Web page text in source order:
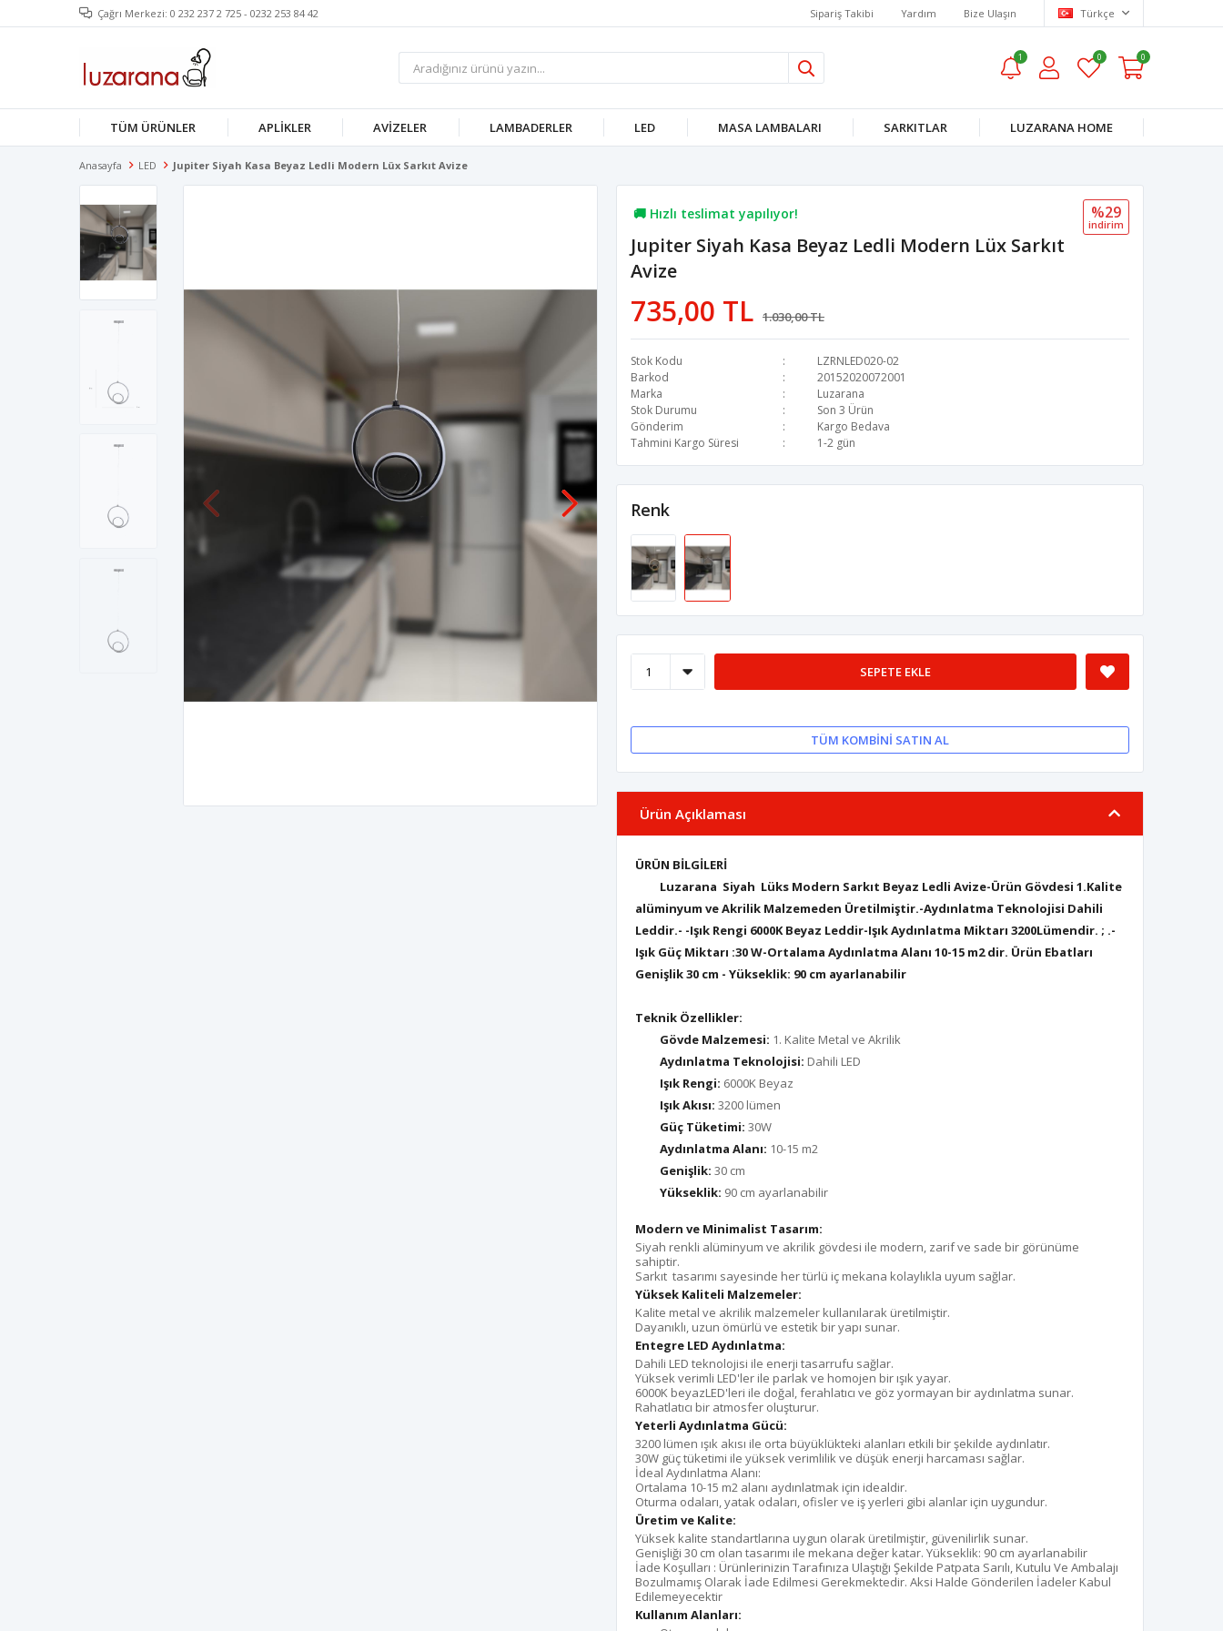
Çağrı Merkezi: 0 232 237 2 725 - 0232 253 84 42 Sipariş Takibi Yardım Bize Ulaşın Türkçe
1 0 0
TÜM ÜRÜNLER APLIKLER AVIZELER LAMBADERLER LED MASA LAMBALARI SARKITLAR LUZARANA HOME
Anasayfa LED Jupiter Siyah Kasa Beyaz Ledli Modern Lüx Sarkıt Avize
🚚 Hızlı teslimat yapılıyor!
💖 57,7B kişi favoriledi!
💸 Sepette 100 TL indirim!
Jupiter Siyah Kasa Beyaz Ledli Modern Lüx Sarkıt
Avize
735,00 TL 1.030,00 TL
%29
i̇ndi̇ri̇m
Stok Kodu
LZRNLED020-02
Barkod
20152020072001
Marka
Luzarana
Stok Durumu
Son 3 Ürün
Gönderim
Kargo Bedava
Tahmini Kargo Süresi
1-2 gün
Renk
SEPETE EKLE
TÜM KOMBINI SATIN AL
Ürün Açıklaması
ÜRÜN BİLGİLERİ
Luzarana Siyah Lüks Modern Sarkıt Beyaz Ledli Avize-Ürün Gövdesi 1.Kalite
alüminyum ve Akrilik Malzemeden Üretilmiştir.-Aydınlatma Teknolojisi Dahili
Leddir.- -Işık Rengi 6000K Beyaz Leddir-Işık Aydınlatma Miktarı 3200Lümendir. ; .-
Işık Güç Miktarı :30 W-Ortalama Aydınlatma Alanı 10-15 m2 dir. Ürün Ebatları
Genişlik 30 cm - Yükseklik: 90 cm ayarlanabilir
Teknik Özellikler:
Gövde Malzemesi: 1. Kalite Metal ve Akrilik
Aydınlatma Teknolojisi: Dahili LED
Işık Rengi: 6000K Beyaz
Işık Akısı: 3200 lümen
Güç Tüketimi: 30W
Aydınlatma Alanı: 10-15 m2
Genişlik: 30 cm
Yükseklik: 90 cm ayarlanabilir
Modern ve Minimalist Tasarım:
Siyah renkli alüminyum ve akrilik gövdesi ile modern, zarif ve sade bir görünüme
sahiptir.
Sarkıt tasarımı sayesinde her türlü iç mekana kolaylıkla uyum sağlar.
Yüksek Kaliteli Malzemeler:
Kalite metal ve akrilik malzemeler kullanılarak üretilmiştir.
Dayanıklı, uzun ömürlü ve estetik bir yapı sunar.
Entegre LED Aydınlatma:
Dahili LED teknolojisi ile enerji tasarrufu sağlar.
Yüksek verimli LED'ler ile parlak ve homojen bir ışık yayar.
6000K beyazLED'leri ile doğal, ferahlatıcı ve göz yormayan bir aydınlatma sunar.
Rahatlatıcı bir atmosfer oluşturur.
Yeterli Aydınlatma Gücü:
3200 lümen ışık akısı ile orta büyüklükteki alanları etkili bir şekilde aydınlatır.
30W güç tüketimi ile yüksek verimlilik ve düşük enerji harcaması sağlar.
İdeal Aydınlatma Alanı:
Ortalama 10-15 m2 alanı aydınlatmak için idealdir.
Oturma odaları, yatak odaları, ofisler ve iş yerleri gibi alanlar için uygundur.
Üretim ve Kalite:
Yüksek kalite standartlarına uygun olarak üretilmiştir, güvenilirlik sunar.
Genişliği 30 cm olan tasarımı ile mekana değer katar. Yükseklik: 90 cm ayarlanabilir
İade Koşulları : Ürünlerinizin Tarafınıza Ulaştığı Şekilde Patpata Sarılı, Kutulu Ve Ambalajı
Bozulmamış Olarak İade Edilmesi Gerekmektedir. Aksi Halde Gönderilen İadeler Kabul
Edilemeyecektir
Kullanım Alanları: